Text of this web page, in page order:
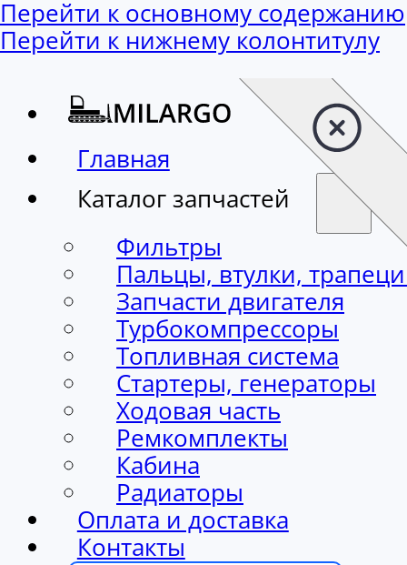
Перейти к основному содержанию
Перейти к нижнему колонтитулу
Главная
Каталог запчастей
Фильтры
Пальцы, втулки,
Запчасти двигателя
Турбокомпрессоры
Топливная система
Стартеры, генераторы
Ходовая часть
Ремкомплекты
Кабина
Радиаторы
Оплата и доставка
Контакты